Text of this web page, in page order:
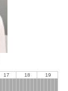
17 18 19